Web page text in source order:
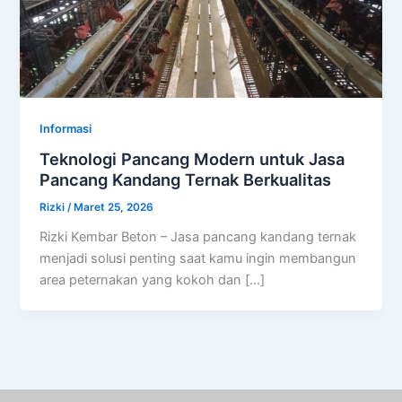
Informasi
Teknologi Pancang Modern untuk Jasa
Pancang Kandang Ternak Berkualitas
Rizki/ Maret 25, 2026
Rizki Kembar Beton – Jasa pancang kandang ternak
menjadi solusi penting saat kamu ingin membangun
area peternakan yang kokoh dan […]